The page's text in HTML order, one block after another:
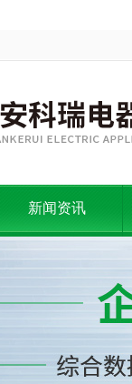
新闻资讯